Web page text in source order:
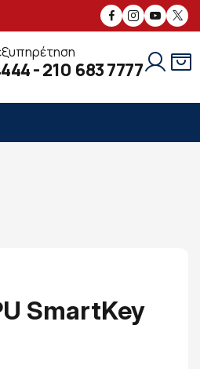
ΣΥΝΑΛΛΑΓΕΣ
-210 683 7777
SmartKey